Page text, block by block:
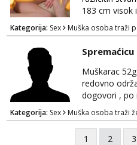
Bjelovar, o...
183 cm visok
parovima,
privatnost je
parovi mogu
WhatsAppa ili
trebaju slati
nisu ozbiljni.
Kategorija: Sex Muška osoba traži
Muškarac
redovno
dogovori , po
dio Zagreba
WhatsApp
Kategorija: Sex Muška osoba traži
1 2 3